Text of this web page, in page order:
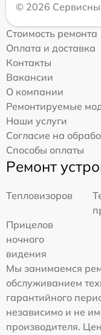
© 2026
Стоимость ремонта
Оплата и доставка
Контакты
Вакансии
О компании
Ремонтируемые
Наши услуги
Согласие на
Способы оплаты
Ремонт
Тепловизоров
Прицелов
ночного
видения
Мы занимаемся
обслуживанием
гарантийного
независимо и не
производителя.